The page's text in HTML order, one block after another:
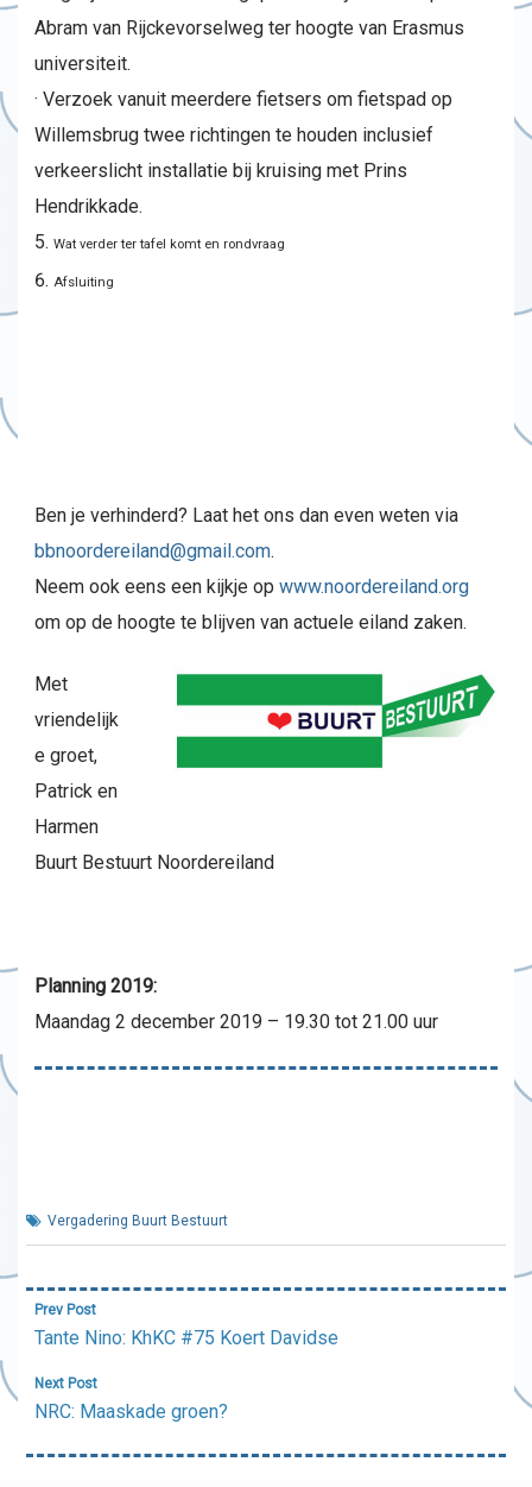
Abram van Rijckevorselweg ter hoogte van Erasmus
universiteit.
· Verzoek vanuit meerdere fietsers om fietspad op
Willemsbrug twee richtingen te houden inclusief
verkeerslicht installatie bij kruising met Prins
Hendrikkade.
Wat verder ter tafel komt en rondvraag
Afsluiting
Ben je verhinderd? Laat het ons dan even weten via
bbnoordereiland@gmail.com.
Neem ook eens een kijkje op www.noordereiland.org
om op de hoogte te blijven van actuele eiland zaken.
Met
vriendelijk
e groet,
Patrick en
Harmen
Buurt Bestuurt Noordereiland
Planning 2019:
Maandag 2 december 2019 – 19.30 tot 21.00 uur
Vergadering Buurt Bestuurt
Bericht
navigatie
Prev Post
Tante Nino: KhKC #75 Koert Davidse
Next Post
NRC: Maaskade groen?